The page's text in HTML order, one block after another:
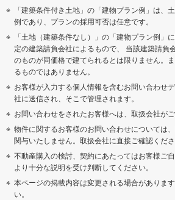
「建築条件付き土地」の「建物プラン例」は、
例であり、プランの採用可否は任意です。
「土地（建築条件なし）」の「建物プラン例」
定の建築請負会社によるもので、 当該建築請負
のものが同価格で建てられるとは限りません。
るものではありません。
お客様が入力する個人情報を含むお問い合わせ
社に送信され、そこで管理されます。
お問い合わせをされたお客様へは、取扱会社がご
物件に関するお客様のお問い合わせについては
関与いたしません。取扱会社に直接ご確認くださ
不動産購入の検討、契約にあたってはお客様ご
より十分な説明を受け判断してください。
本ページの掲載内容は変更される場合がありま
い。